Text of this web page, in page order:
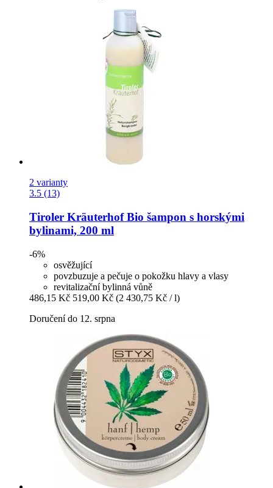
2 varianty
3.5 (13)
Tiroler KräuterhofBio šampon s horskými
bylinami, 200 ml
-6%
osvěžující
povzbuzuje a pečuje o pokožku hlavy a vlasy
revitalizační bylinná vůně
486,15 Kč 519,00 Kč (2 430,75 Kč / l)
Doručení do 12. srpna